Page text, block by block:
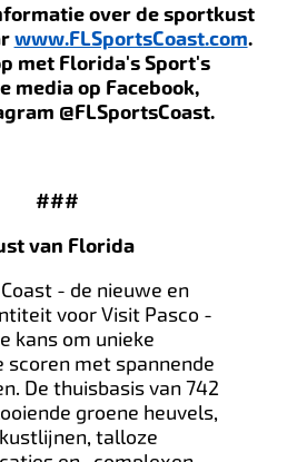
over de sportkust
www.FLSportsCoast.com.
met Florida's Sport's
media op Facebook,
@FLSportsCoast.
###
van Florida
- de nieuwe en
voor Visit Pasco -
kans om unieke
scoren met spannende
De thuisbasis van 742
groene heuvels,
talloze